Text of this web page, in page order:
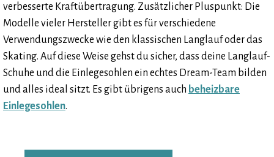
verbesserte Kraftübertragung. Zusätzlicher Pluspunkt: Die
Modelle vieler Hersteller gibt es für verschiedene
Verwendungszwecke wie den klassischen Langlauf oder das
Skating. Auf diese Weise gehst du sicher, dass deine Langlauf-
Schuhe und die Einlegesohlen ein echtes Dream-Team bilden
und alles ideal sitzt. Es gibt übrigens auch beheizbare
Einlegesohlen.